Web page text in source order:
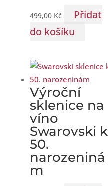
499,00 Kč
Přidat
do košíku
Výroční
sklenice na
víno
Swarovski k
50.
narozeniná
m